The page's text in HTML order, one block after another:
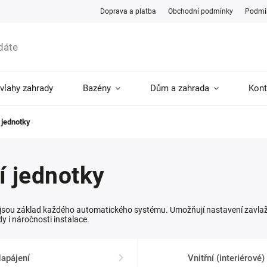
Doprava a platba Obchodní podmínky
zahrady Bazény Dům a zahrada
jednotky
základ každého automatického systému. Umožňují nastavení
i náročnosti instalace.
Vnitřní (interiérové)